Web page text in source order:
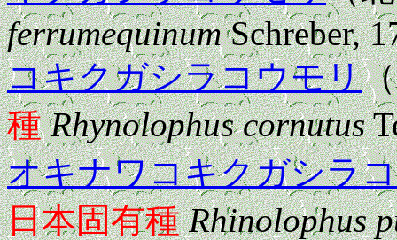
ferrumequinumSchreber,
コキクガシラコウモリ
種 Rhynolophus cornutus
オキナワコキクガシラ
日本固有種 Rhinolophus